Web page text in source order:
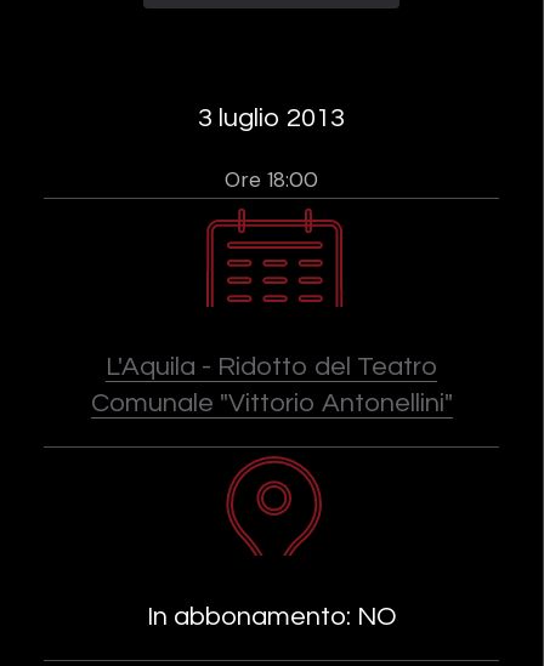
3 luglio 2013
Ore 18:00
L'Aquila - Ridotto del Teatro
Comunale "Vittorio Antonellini"
In abbonamento: NO